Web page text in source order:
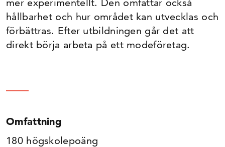
mer experimentellt. Den omfattar också
hållbarhet och hur området kan utvecklas och
förbättras. Efter utbildningen går det att
direkt börja arbeta på ett modeföretag.
Omfattning
180 högskolepoäng